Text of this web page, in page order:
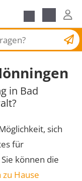
in Bad
sich
für
können die
Hause